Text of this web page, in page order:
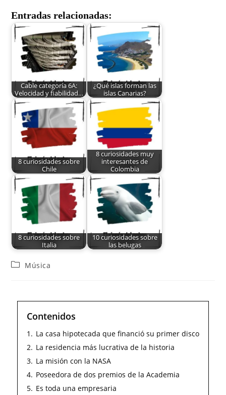
Entradas relacionadas:
Cable categoría 6A:
Velocidad y fiabilidad…
¿Qué islas forman las
islas Canarias?
8 curiosidades sobre
Chile
8 curiosidades muy
interesantes de
Colombia
8 curiosidades sobre
Italia
10 curiosidades sobre
las belugas
Música
Contenidos
1. La casa hipotecada que financió su primer disco
2. La residencia más lucrativa de la historia
3. La misión con la NASA
4. Poseedora de dos premios de la Academia
5. Es toda una empresaria